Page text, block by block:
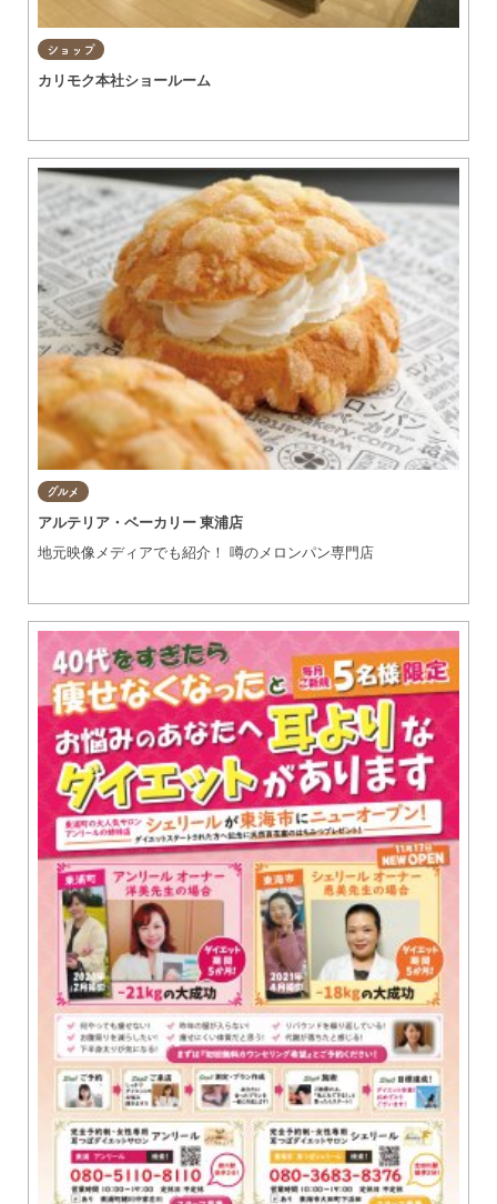
ショップ
カリモク本社ショールーム
グルメ
アルテリア・ベーカリー 東浦店
地元映像メディアでも紹介！ 噂のメロンパン専門店